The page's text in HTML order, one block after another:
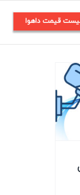
قیمت داهوا